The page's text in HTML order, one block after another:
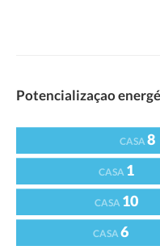
Potencializaçao
CASA8
CASA 1
CASA 10
CASA6